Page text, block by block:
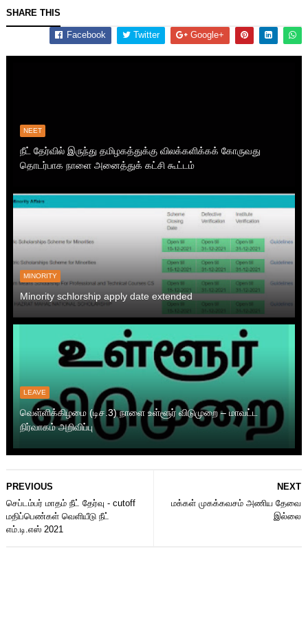
SHARE THIS
Facebook Twitter Google+
NEET
நீட் தேர்வில் இருந்து தமிழகத்துக்கு விலக்களிக்கக் கோருவது
தொடர்பாக நாளை அனைத்துக் கட்சி கூட்டம்
MINORITY
Minority schlorship apply date extended
LEAVE
வெள்ளிக்கிழமை (டிச.3) நாளை உள்ளூர் விடுமுறை – மாவட்ட
நிர்வாகம் அறிவிப்பு
NEXT
மக்கள் முகக்கவசம் அணிய தேவை
இல்லை
PREVIOUS
செப்டம்பர் மாதம் நீட் தேர்வு - cutoff
மதிப்பெண்கள் வெளியீடு நீட்
எம்.டி.எஸ் 2021